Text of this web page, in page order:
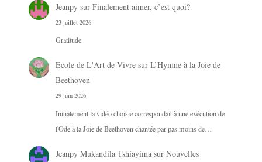
Jeanpysur Finalement aimer, c’est quoi?
23 juillet 2026
Gratitude
Ecole de L'Art de Vivresur L’Hymne à la Joie de
Beethoven
29 juin 2026
Initialement la vidéo choisie correspondait à une exécution de
l'Ode à la Joie de Beethoven chantée par pas moins de…
Jeanpy Mukandila Tshiayimasur Nouvelles